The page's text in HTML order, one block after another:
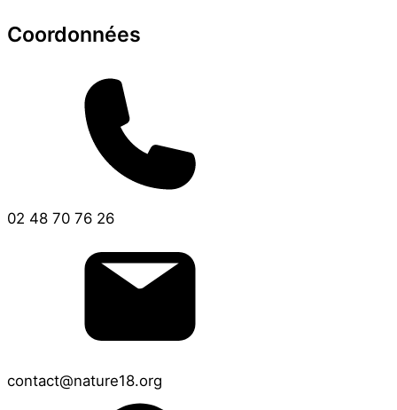
Coordonnées
02 48 70 76 26
contact@nature18.org